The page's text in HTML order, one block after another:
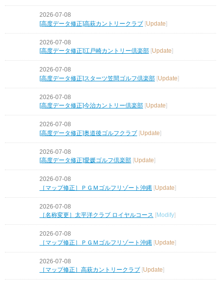
2026-07-08
[高度データ修正]高萩カントリークラブ [Update]
2026-07-08
[高度データ修正]江戸崎カントリー倶楽部 Update
2026-07-08
[高度データ修正]スターツ笠間ゴルフ倶楽部 [Update]
2026-07-08
[高度データ修正]今治カントリー倶楽部 Update
2026-07-08
[高度データ修正]奥道後ゴルフクラブ [Update]
2026-07-08
[高度データ修正]愛媛ゴルフ倶楽部 Update
2026-07-08
［マップ修正］ＰＧＭゴルフリゾート沖縄 [Update]
2026-07-08
［名称変更］太平洋クラブ ロイヤルコース [Modify]
2026-07-08
［マップ修正］ＰＧＭゴルフリゾート沖縄 [Update]
2026-07-08
［マップ修正］高萩カントリークラブ [Update]